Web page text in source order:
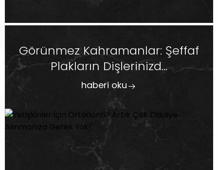
Görünmez Kahramanlar: Şeffaf
Plakların Dişlerinizd...
haberi oku